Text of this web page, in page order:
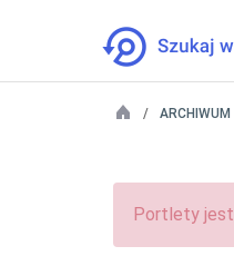
ARCHIWUM
Portlety